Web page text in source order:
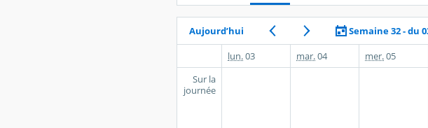
Aujourd’hui Semaine 32 - du
lun.03 mar.04 mer.05
Sur la
journée